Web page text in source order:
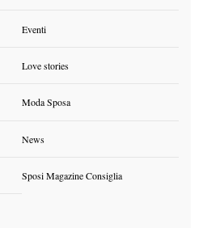
Eventi
Love stories
Moda Sposa
News
Sposi Magazine Consiglia